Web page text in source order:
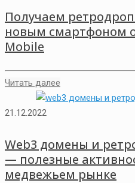
Получаем
новым смартфоном
Mobile
Читать далее
21.12.2022
Web3 домены и
— полезные
медвежьем рынке